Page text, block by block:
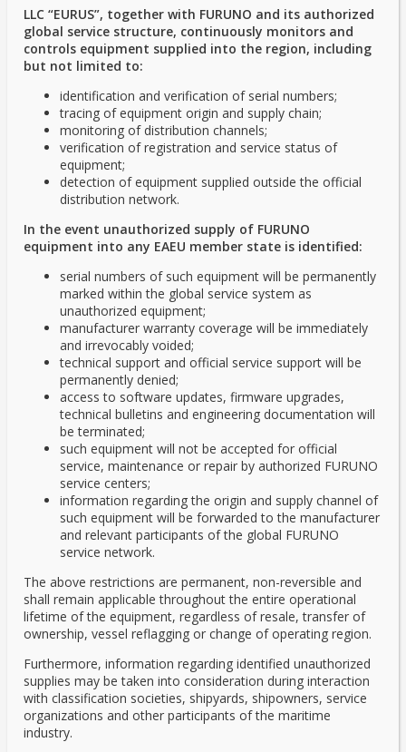
LLC “EURUS”, together with FURUNO and its authorized
global service structure, continuously monitors and
controls equipment supplied into the region, including
but not limited to:
identification and verification of serial numbers;
tracing of equipment origin and supply chain;
monitoring of distribution channels;
verification of registration and service status of
equipment;
detection of equipment supplied outside the official
distribution network.
In the event unauthorized supply of FURUNO
equipment into any EAEU member state is identified:
serial numbers of such equipment will be permanently
marked within the global service system as
unauthorized equipment;
manufacturer warranty coverage will be immediately
and irrevocably voided;
technical support and official service support will be
permanently denied;
access to software updates, firmware upgrades,
technical bulletins and engineering documentation will
be terminated;
such equipment will not be accepted for official
service, maintenance or repair by authorized FURUNO
service centers;
information regarding the origin and supply channel of
such equipment will be forwarded to the manufacturer
and relevant participants of the global FURUNO
service network.
The above restrictions are permanent, non-reversible and
shall remain applicable throughout the entire operational
lifetime of the equipment, regardless of resale, transfer of
ownership, vessel reflagging or change of operating region.
Furthermore, information regarding identified unauthorized
supplies may be taken into consideration during interaction
with classification societies, shipyards, shipowners, service
organizations and other participants of the maritime
industry.